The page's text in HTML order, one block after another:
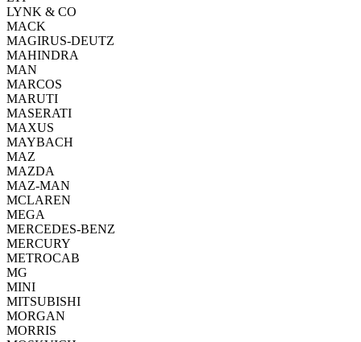
LYNK & CO
MACK
MAGIRUS-DEUTZ
MAHINDRA
MAN
MARCOS
MARUTI
MASERATI
MAXUS
MAYBACH
MAZ
MAZDA
MAZ-MAN
MCLAREN
MEGA
MERCEDES-BENZ
MERCURY
METROCAB
MG
MINI
MITSUBISHI
MORGAN
MORRIS